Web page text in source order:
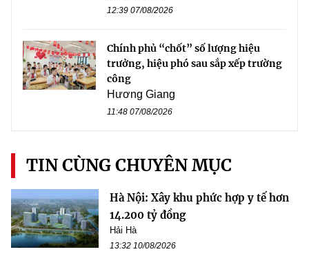
12:39 07/08/2026
Chính phủ “chốt” số lượng hiệu
trưởng, hiệu phó sau sắp xếp trường
công
Hương Giang
11:48 07/08/2026
TIN CÙNG CHUYÊN MỤC
Hà Nội: Xây khu phức hợp y tế hơn
14.200 tỷ đồng
Hải Hà
13:32 10/08/2026